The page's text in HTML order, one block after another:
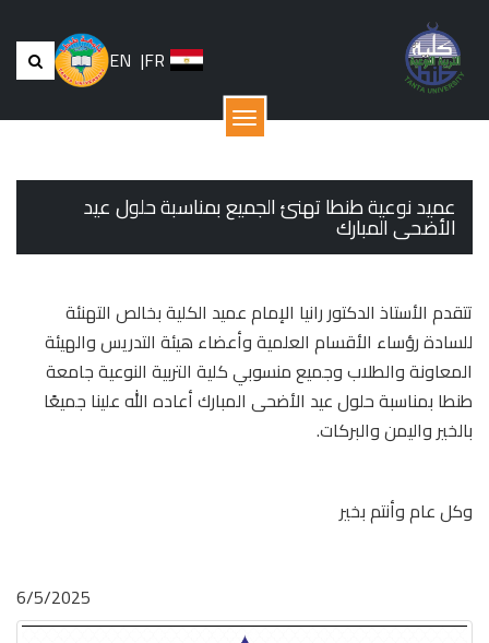
EN |FR
القائمة
عميد نوعية طنطا تهنئ الجميع بمناسبة حلول عيد
الأضحى المبارك
تتقدم الأستاذ الدكتور رانيا الإمام عميد الكلية بخالص التهنئة
للسادة رؤساء الأقسام العلمية وأعضاء هيئة التدريس والهيئة
المعاونة والطلاب وجميع منسوبي كلية التربية النوعية جامعة
طنطا بمناسبة حلول عيد الأضحى المبارك أعاده الله علينا جميعًا
بالخير واليمن والبركات.
وكل عام وأنتم بخير
6/5/2025